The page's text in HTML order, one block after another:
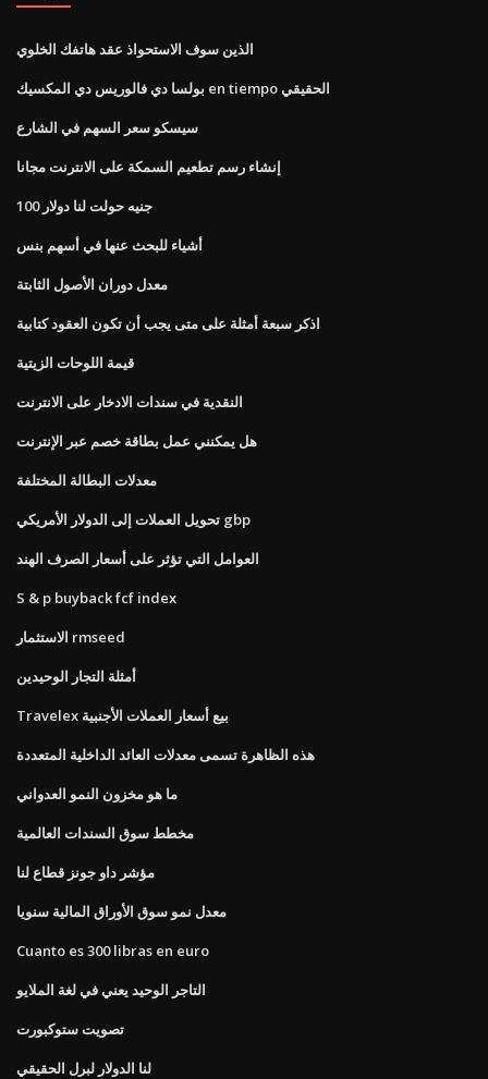
الذين سوف الاستحواذ عقد هاتفك الخلوي
بولسا دي فالوريس دي المكسيك en tiempo الحقيقي
سيسكو سعر السهم في الشارع
إنشاء رسم تطعيم السمكة على الانترنت مجانا
100 جنيه حولت لنا دولار
أشياء للبحث عنها في أسهم بنس
معدل دوران الأصول الثابتة
اذكر سبعة أمثلة على متى يجب أن تكون العقود كتابية
قيمة اللوحات الزيتية
النقدية في سندات الادخار على الانترنت
هل يمكنني عمل بطاقة خصم عبر الإنترنت
معدلات البطالة المختلفة
تحويل العملات إلى الدولار الأمريكي gbp
العوامل التي تؤثر على أسعار الصرف الهند
S & p buyback fcf index
الاستثمار rmseed
أمثلة التجار الوحيدين
Travelex بيع أسعار العملات الأجنبية
هذه الظاهرة تسمى معدلات العائد الداخلية المتعددة
ما هو مخزون النمو العدواني
مخطط سوق السندات العالمية
مؤشر داو جونز قطاع لنا
معدل نمو سوق الأوراق المالية سنويا
Cuanto es 300 libras en euro
التاجر الوحيد يعني في لغة الملايو
تصويت ستوكبورت
لنا الدولار لبرل الحقيقي